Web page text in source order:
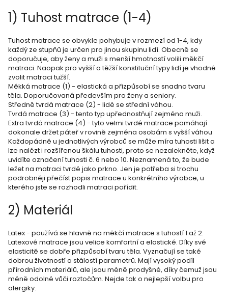
1) Tuhost matrace (1-4)
Tuhost matrace se obvykle pohybuje v rozmezí od 1-4, kdy
každý ze stupňů je určen pro jinou skupinu lidí. Obecně se
doporučuje, aby ženy a muži s menší hmotností volili měkčí
matraci. Naopak pro vyšší a těžší konstituční typy lidí je vhodné
zvolit matraci tužší.
Měkká matrace (1) - elastická a přizpůsobí se snadno tvaru
těla. Doporučovaná především pro ženy a seniory.
Středně tvrdá matrace (2) - lidé se střední váhou.
Tvrdá matrace (3) - tento typ upřednostňují zejména muži.
Extra tvrdá matrace (4) - tyto velmi tvrdé matrace pomáhají
dokonale držet páteř v rovině zejména osobám s vyšší váhou
Každopádně u jednotlivých výrobců se může míra tuhosti lišit a
lze nalézt i rozšířenou škálu tuhosti, proto se nezalekněte, když
uvidíte označení tuhosti č. 6 nebo 10. Neznamená to, že bude
ležet na matraci tvrdé jako prkno. Jen je potřeba si trochu
podrobněji přečíst popis matrace u konkrétního výrobce, u
kterého jste se rozhodli matraci pořídit.
2) Materiál
Latex - používá se hlavně na měkčí matrace s tuhostí 1 až 2.
Latexové matrace jsou velice komfortní a elastické. Díky své
elasticitě se dobře přizpůsobí tvaru těla. Vyznačují se také
dobrou životností a stálostí parametrů. Mají vysoký podíl
přírodních materiálů, ale jsou méně prodyšné, díky čemuž jsou
méně odolné vůči roztočům. Nejde tak o nejlepší volbu pro
alergiky.